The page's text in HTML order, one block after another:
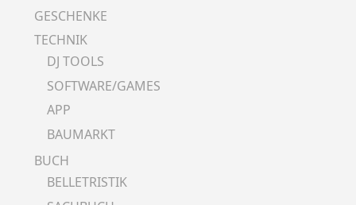
GESCHENKE
TECHNIK
DJ TOOLS
SOFTWARE/GAMES
APP
BAUMARKT
BUCH
BELLETRISTIK